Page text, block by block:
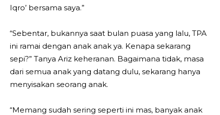
Iqro’ bersama saya.”
“Sebentar, bukannya saat bulan puasa yang lalu, TPA
ini ramai dengan anak anak ya. Kenapa sekarang
sepi?” Tanya Ariz keheranan. Bagaimana tidak, masa
dari semua anak yang datang dulu, sekarang hanya
menyisakan seorang anak.
“Memang sudah sering seperti ini mas, banyak anak